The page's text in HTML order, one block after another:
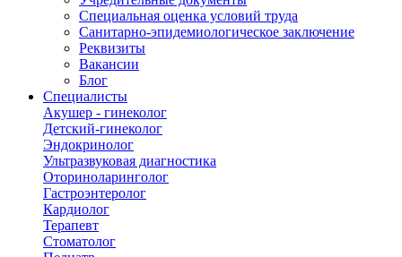
Специальная оценка условий труда
Санитарно-эпидемиологическое заключение
Реквизиты
Вакансии
Блог
Специалисты
Акушер - гинеколог
Детский-гинеколог
Эндокринолог
Ультразвуковая диагностика
Оториноларинголог
Гастроэнтеролог
Кардиолог
Терапевт
Стоматолог